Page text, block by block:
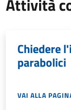
Attività
Chiedere
parabolici
VAI ALLA